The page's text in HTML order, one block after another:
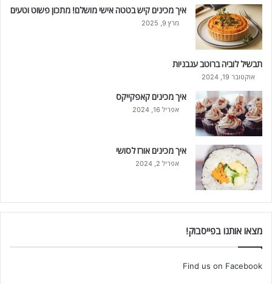
איך מכינים קיש בטטה אישי מושלם! מתכון פשוט וטעים
מרץ 9, 2025
תבשיל לוביה ברוטב עגבניות
אוקטובר 19, 2024
איך מכינים קאפקייקס
אפריל 16, 2024
איך מכינים אורז לסושי
אפריל 2, 2024
מצאו אותנו בפייסבוק!
Find us on Facebook